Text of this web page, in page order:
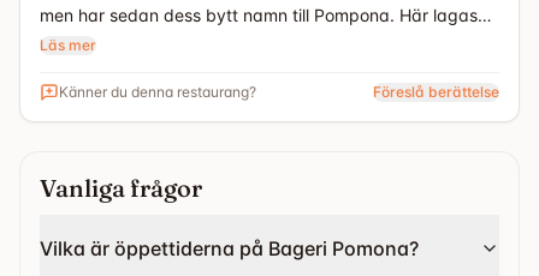
men har sedan dess bytt namn till Pompona. Här lagas
lunch fika och frukost på plats. Det är stort fokus på
Läs mer
Känner du denna restaurang? Föreslå berättelse
Vanliga frågor
Vilka är öppettiderna på Bageri Pomona?